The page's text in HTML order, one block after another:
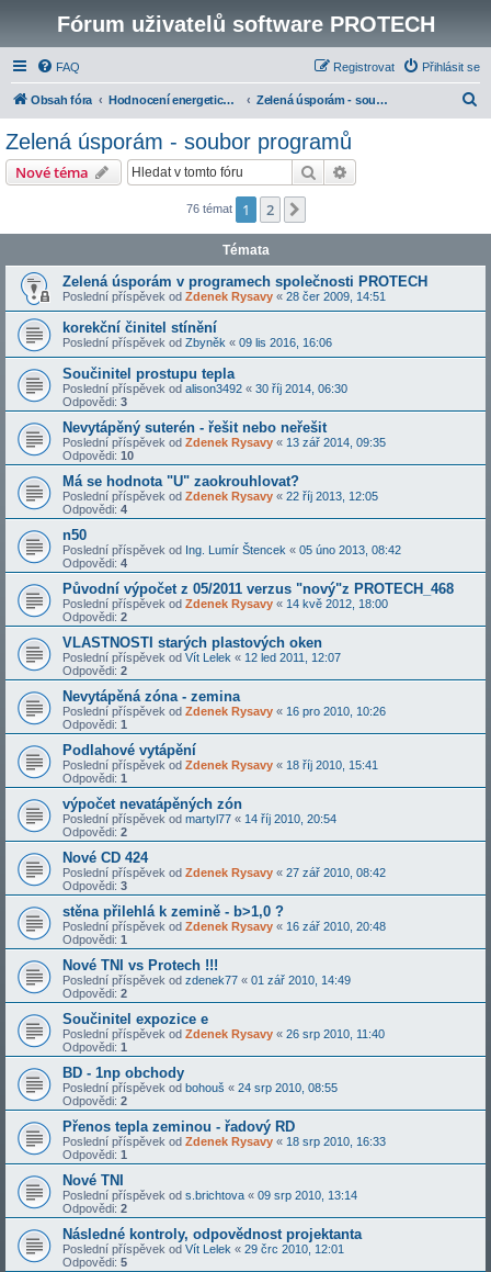
Fórum uživatelů software PROTECH
FAQ Přihlásit se
Registrovat
Obsah fóra Hodnocení energetické náročnosti budov Zelená úsporám - soubor programů
Zelená úsporám - soubor programů
Nové téma Hledat
76 témat 1 2
Témata
Zelená úsporám v programech společnosti PROTECH
Poslední příspěvek od Zdenek Rysavy « 28 čer 2009, 14:51
korekční činitel stínění
Poslední příspěvek od Zbyněk « 09 lis 2016, 16:06
Součinitel prostupu tepla
Poslední příspěvek od alison3492 « 30 říj 2014, 06:30
Odpovědi: 3
Nevytápěný suterén - řešit nebo neřešit
Poslední příspěvek od Zdenek Rysavy « 13 zář 2014, 09:35
Odpovědi: 10
Má se hodnota "U" zaokrouhlovat?
Poslední příspěvek od Zdenek Rysavy « 22 říj 2013, 12:05
Odpovědi: 4
n50
Poslední příspěvek od Ing. Lumír Štencek « 05 úno 2013, 08:42
Odpovědi: 4
Původní výpočet z 05/2011 verzus "nový"z PROTECH_468
Poslední příspěvek od Zdenek Rysavy « 14 kvě 2012, 18:00
Odpovědi: 2
VLASTNOSTI starých plastových oken
Poslední příspěvek od Vít Lelek « 12 led 2011, 12:07
Odpovědi: 2
Nevytápěná zóna - zemina
Poslední příspěvek od Zdenek Rysavy « 16 pro 2010, 10:26
Odpovědi: 1
Podlahové vytápění
Poslední příspěvek od Zdenek Rysavy « 18 říj 2010, 15:41
Odpovědi: 1
výpočet nevatápěných zón
Poslední příspěvek od martyl77 « 14 říj 2010, 20:54
Odpovědi: 2
Nové CD 424
Poslední příspěvek od Zdenek Rysavy « 27 zář 2010, 08:42
Odpovědi: 3
stěna přilehlá k zemině - b>1,0 ?
Poslední příspěvek od Zdenek Rysavy « 16 zář 2010, 20:48
Odpovědi: 1
Nové TNI vs Protech !!!
Poslední příspěvek od zdenek77 « 01 zář 2010, 14:49
Odpovědi: 2
Součinitel expozice e
Poslední příspěvek od Zdenek Rysavy « 26 srp 2010, 11:40
Odpovědi: 1
BD - 1np obchody
Poslední příspěvek od bohouš « 24 srp 2010, 08:55
Odpovědi: 2
Přenos tepla zeminou - řadový RD
Poslední příspěvek od Zdenek Rysavy « 18 srp 2010, 16:33
Odpovědi: 1
Nové TNI
Poslední příspěvek od s.brichtova « 09 srp 2010, 13:14
Odpovědi: 2
Následné kontroly, odpovědnost projektanta
Poslední příspěvek od Vít Lelek « 29 črc 2010, 12:01
Odpovědi: 5